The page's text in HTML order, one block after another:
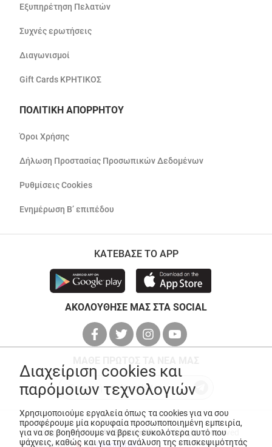
Εξυπηρέτηση Πελατών
Συχνές ερωτήσεις
Διαγωνισμοί
Gift Cards ΚΡΗΤΙΚΟΣ
ΠΟΛΙΤΙΚΗ ΑΠΟΡΡΗΤΟΥ
Όροι Χρήσης
Δήλωση Προστασίας Προσωπικών Δεδομένων
Ρυθμίσεις Cookies
Ενημέρωση Β’ επιπέδου
ΚΑΤΕΒΑΣΕ ΤΟ APP
ΑΚΟΛΟΥΘΗΣΕ ΜΑΣ ΣΤΑ SOCIAL
© Copyright 2026ANEDIK Kritikos. All Rights Reserved
Made with
byDesquared
Διαχείριση cookies και
παρόμοιων τεχνολογιών
Χρησιμοποιούμε εργαλεία όπως τα cookies για να σου
προσφέρουμε μία κορυφαία προσωποποιημένη εμπειρία,
για να σε βοηθήσουμε να βρεις ευκολότερα αυτό που
ψάχνεις, καθώς και για την ανάλυση της επισκεψιμότητάς